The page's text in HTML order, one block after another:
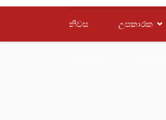
නිවස උපකාරක